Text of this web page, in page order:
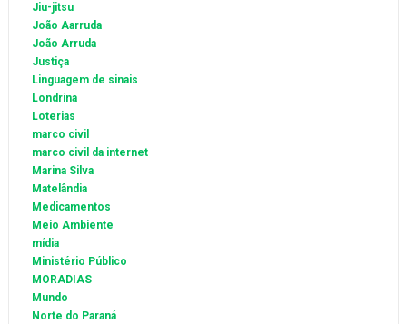
Jiu-jitsu
João Aarruda
João Arruda
Justiça
Linguagem de sinais
Londrina
Loterias
marco civil
marco civil da internet
Marina Silva
Matelândia
Medicamentos
Meio Ambiente
mídia
Ministério Público
MORADIAS
Mundo
Norte do Paraná